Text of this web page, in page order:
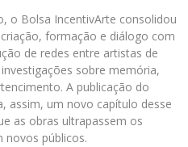
o Bolsa IncentivArte consolidou
formação e diálogo com
de redes entre artistas de
sobre memória,
A publicação do
assim, um novo capítulo desse
as obras ultrapassem os
novos públicos.